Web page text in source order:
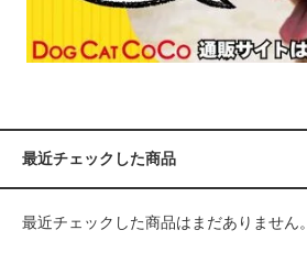
最近チェックした商品
最近チェックした商品はまだありません。